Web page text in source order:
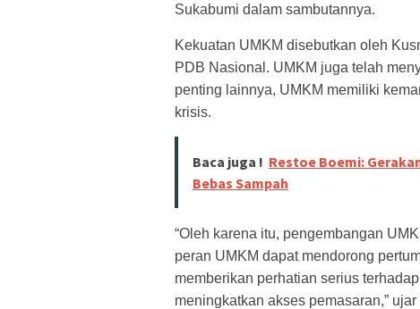
Sukabumi dalam sambutannya.
Kekuatan UMKM disebutkan oleh
PDB Nasional. UMKM juga telah
penting lainnya, UMKM memiliki
krisis.
Baca juga ! Restoe Boemi:
Bebas Sampah
“Oleh karena itu, pengembangan
peran UMKM dapat mendorong
memberikan perhatian serius
meningkatkan akses pemasaran,”